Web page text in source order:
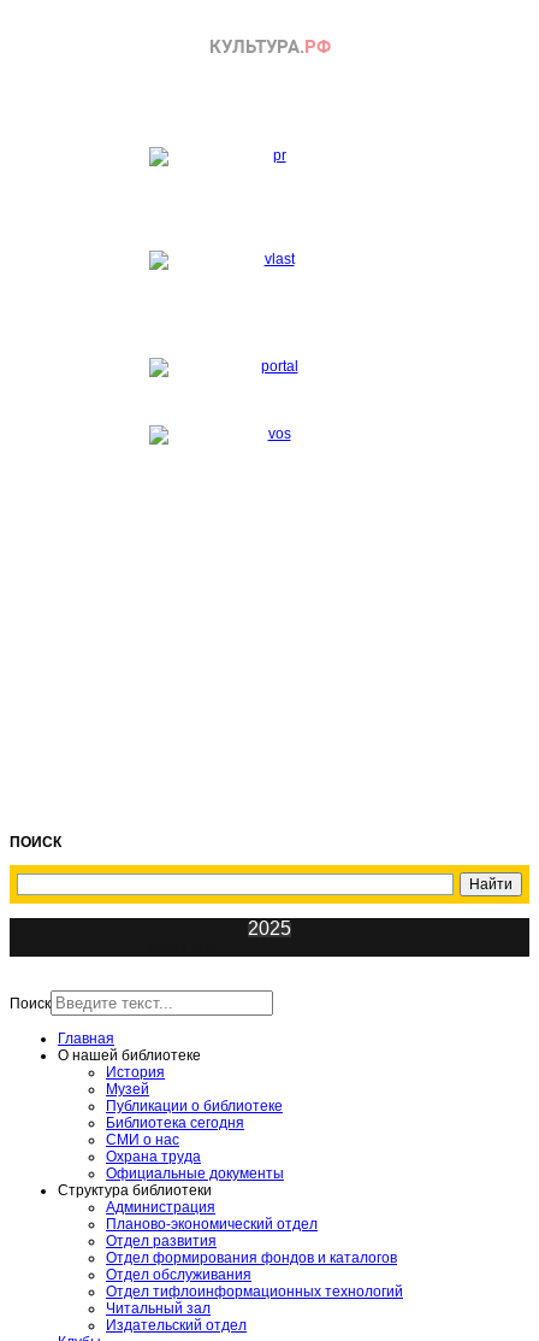
ПОИСК
2025
Поиск
Главная
О нашей библиотеке
История
Музей
Публикации о библиотеке
Библиотека сегодня
СМИ о нас
Охрана труда
Официальные документы
Структура библиотеки
Администрация
Планово-экономический отдел
Отдел развития
Отдел формирования фондов и каталогов
Отдел обслуживания
Отдел тифлоинформационных технологий
Читальный зал
Издательский отдел